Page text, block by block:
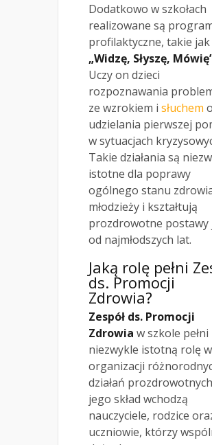
Dodatkowo w szkołach
realizowane są
profilaktyczne, takie jak
„Widzę, Słyszę,
Uczy on dzieci
rozpoznawania
ze wzrokiem i słuchem
udzielania pierwszej
w sytuacjach
Takie działania są
istotne dla poprawy
ogólnego stanu
młodzieży i kształtują
prozdrowotne postawy
od najmłodszych lat.
Jaką rolę pełni
ds. Promocji
Zdrowia?
Zespół ds. Promocji
Zdrowia w szkole pełni
niezwykle istotną rolę w
organizacji
działań
jego skład wchodzą
nauczyciele, rodzice
uczniowie, którzy